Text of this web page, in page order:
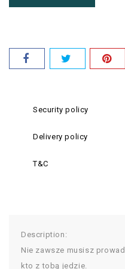
Security policy
Delivery policy
T&C
Description:
Nie zawsze musisz
kto z tobą jedzie.